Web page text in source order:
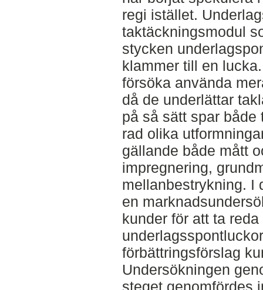
regi istället.
taktäckningsmodul
stycken
klammer till en
försöka använda
då de underlättar
på så sätt spar både
rad olika
gällande både mått
impregnering,
mellanbestrykning. I
en
kunder för att ta
förbättringsförslag
Undersökningen
steget genomfördes